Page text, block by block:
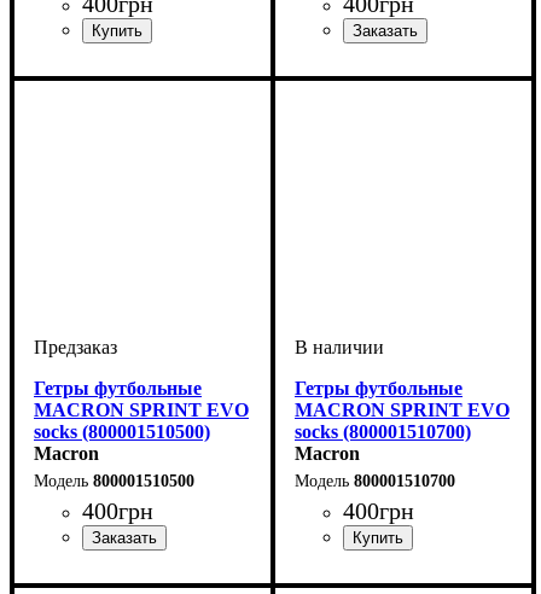
Гетры футбольные
MACRON SPRINT EVO
socks (800001510500)
Macron
800001510500
400грн
Гетры футбольные
MACRON SPRINT EVO
socks (800001510700)
Macron
800001510700
400грн